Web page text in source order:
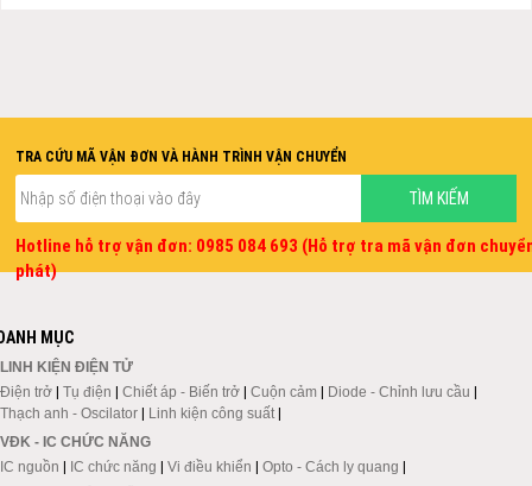
TRA CỨU MÃ VẬN ĐƠN VÀ HÀNH TRÌNH VẬN CHUYỂN
Hotline hỗ trợ vận đơn: 0985 084 693 (Hỗ trợ tra mã vận đơn
phát)
MỤC
LINH KIỆN ĐIỆN TỬ
Điện trở | Tụ điện | Chiết áp - Biến trở | Cuộn cảm | Diode - Chỉnh lưu cầu |
Thạch anh - Oscilator | Linh kiện công suất |
VĐK - IC CHỨC NĂNG
IC nguồn | IC chức năng | Vi điều khiển | Opto - Cách ly quang |